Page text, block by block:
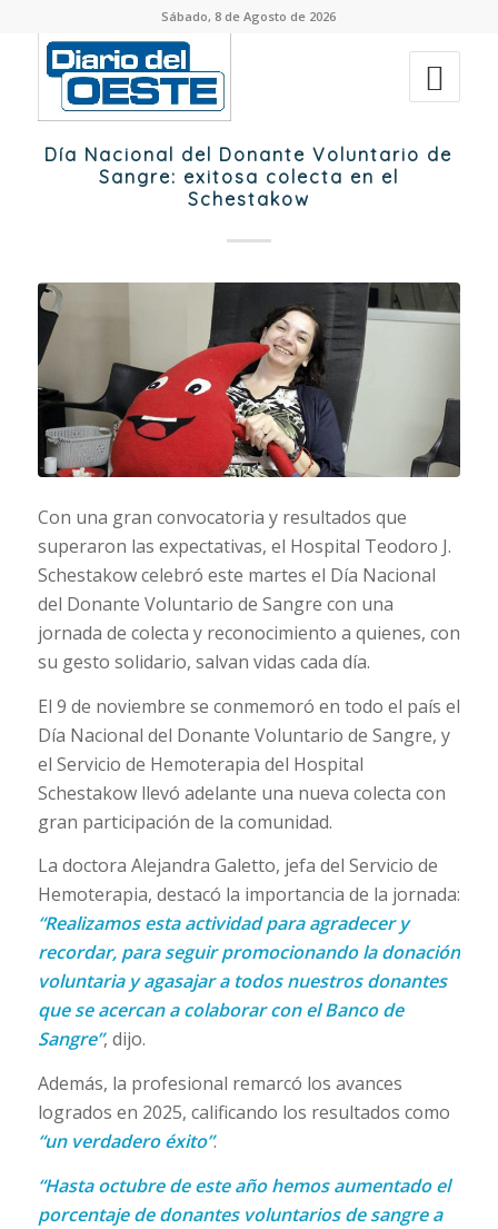
Sábado, 8 de Agosto de 2026
Día Nacional del Donante Voluntario de
Sangre: exitosa colecta en el
Schestakow
Con una gran convocatoria y resultados que
superaron las expectativas, el Hospital Teodoro J.
Schestakow celebró este martes el Día Nacional
del Donante Voluntario de Sangre con una
jornada de colecta y reconocimiento a quienes, con
su gesto solidario, salvan vidas cada día.
El 9 de noviembre se conmemoró en todo el país el
Día Nacional del Donante Voluntario de Sangre, y
el Servicio de Hemoterapia del Hospital
Schestakow llevó adelante una nueva colecta con
gran participación de la comunidad.
La doctora Alejandra Galetto, jefa del Servicio de
Hemoterapia, destacó la importancia de la jornada:
“Realizamos esta actividad para agradecer y
recordar, para seguir promocionando la donación
voluntaria y agasajar a todos nuestros donantes
que se acercan a colaborar con el Banco de
Sangre”, dijo.
Además, la profesional remarcó los avances
logrados en 2025, calificando los resultados como
“un verdadero éxito”.
“Hasta octubre de este año hemos aumentado el
porcentaje de donantes voluntarios de sangre a